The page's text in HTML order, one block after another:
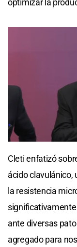
of
seconds
Cleti enfatizó
ácido
la resistencia
ante diversas
agregado para